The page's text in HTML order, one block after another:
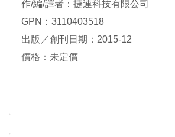
作/編/譯者：捷連科技有限公司
GPN：3110403518
出版／創刊日期：2015-12
價格：未定價